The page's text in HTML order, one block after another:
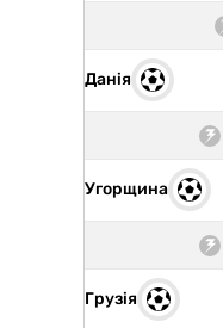
Данія
Угорщина
Грузія